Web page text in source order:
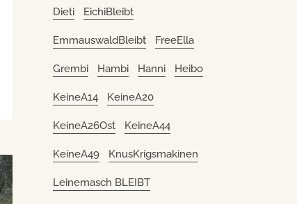
Dieti EichiBleibt
EmmauswaldBleibt FreeElla
Grembi Hambi Hanni Heibo
KeineA14 KeineA20
KeineA26Ost KeineA44
KeineA49 KnusKrigsmakinen
Leinemasch BLEIBT